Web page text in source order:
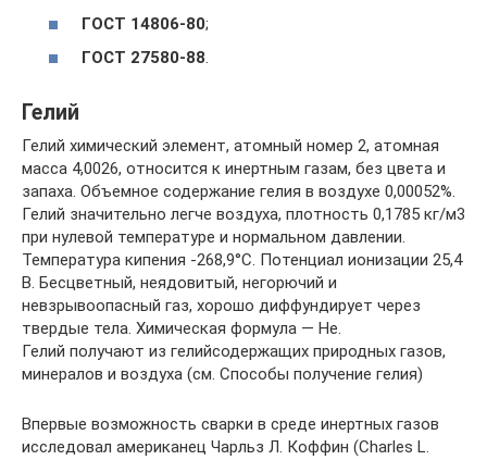
ГОСТ 14806-80;
ГОСТ 27580-88.
Гелий
Гелий химический элемент, атомный номер 2, атомная
масса 4,0026, относится к инертным газам, без цвета и
запаха. Объемное содержание гелия в воздухе 0,00052%.
Гелий значительно легче воздуха, плотность 0,1785 кг/м3
при нулевой температуре и нормальном давлении.
Температура кипения -268,9°С. Потенциал ионизации 25,4
В. Бесцветный, неядовитый, негорючий и
невзрывоопасный газ, хорошо диффундирует через
твердые тела. Химическая формула — He.
Гелий получают из гелийсодержащих природных газов,
минералов и воздуха (см. Способы получение гелия)
Впервые возможность сварки в среде инертных газов
исследовал американец Чарльз Л. Коффин (Charles L.